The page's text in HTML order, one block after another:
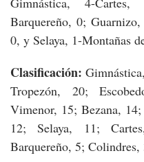
Barquereño, 0;
0, y Selaya, 1-Montañas
Clasificación:
Tropezón, 20;
Vimenor, 15; Bezana,
12; Selaya, 11;
Barquereño, 5;